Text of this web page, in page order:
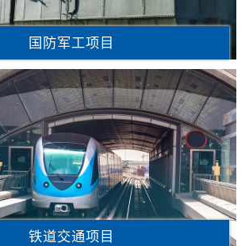
国防军工项目
铁道交通项目